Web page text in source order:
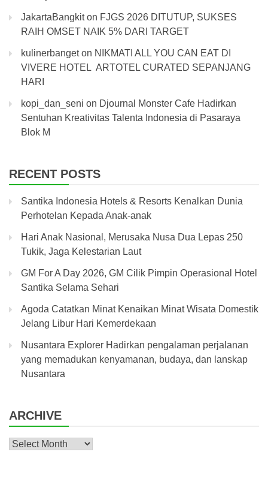
JakartaBangkiton FJGS 2026 DITUTUP, SUKSES
RAIH OMSET NAIK 5% DARI TARGET
kulinerbangeton NIKMATI ALL YOU CAN EAT DI
VIVERE HOTEL ARTOTEL CURATED SEPANJANG
HARI
kopi_dan_seni on Djournal Monster Cafe Hadirkan
Sentuhan Kreativitas Talenta Indonesia di Pasaraya
Blok M
RECENT POSTS
Santika Indonesia Hotels & Resorts Kenalkan Dunia
Perhotelan Kepada Anak-anak
Hari Anak Nasional, Merusaka Nusa Dua Lepas 250
Tukik, Jaga Kelestarian Laut
GM For A Day 2026, GM Cilik Pimpin Operasional Hotel
Santika Selama Sehari
Agoda Catatkan Minat Kenaikan Minat Wisata Domestik
Jelang Libur Hari Kemerdekaan
Nusantara Explorer Hadirkan pengalaman perjalanan
yang memadukan kenyamanan, budaya, dan lanskap
Nusantara
ARCHIVE
Archive